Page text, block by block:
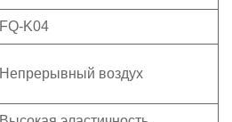
FQ-K04
Непрерывный воздух